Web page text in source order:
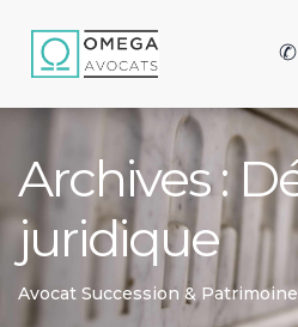
✆
Archives :
juridique
Avocat Succession & Patrimoine